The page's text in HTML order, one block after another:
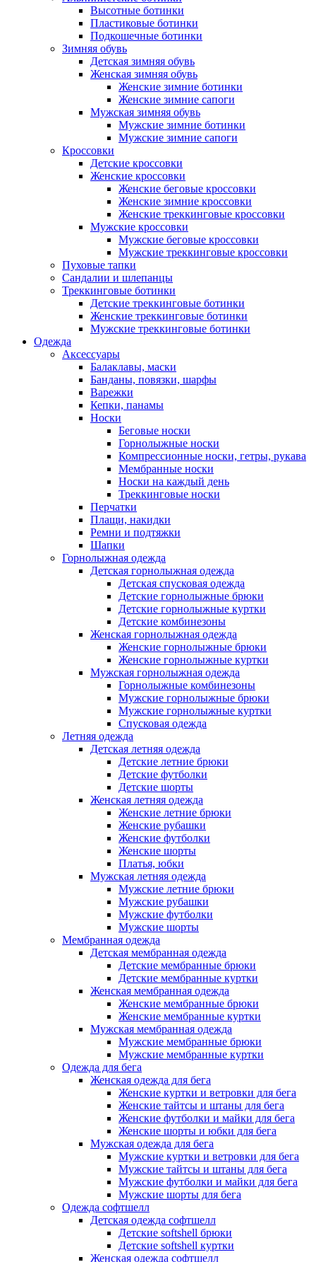
Высотные ботинки
Пластиковые ботинки
Подкошечные ботинки
Зимняя обувь
Детская зимняя обувь
Женская зимняя обувь
Женские зимние ботинки
Женские зимние сапоги
Мужская зимняя обувь
Мужские зимние ботинки
Мужские зимние сапоги
Кроссовки
Детские кроссовки
Женские кроссовки
Женские беговые кроссовки
Женские зимние кроссовки
Женские треккинговые кроссовки
Мужские кроссовки
Мужские беговые кроссовки
Мужские треккинговые кроссовки
Пуховые тапки
Сандалии и шлепанцы
Треккинговые ботинки
Детские треккинговые ботинки
Женские треккинговые ботинки
Мужские треккинговые ботинки
Одежда
Аксессуары
Балаклавы, маски
Банданы, повязки, шарфы
Варежки
Кепки, панамы
Носки
Беговые носки
Горнолыжные носки
Компрессионные носки, гетры, рукава
Мембранные носки
Носки на каждый день
Треккинговые носки
Перчатки
Плащи, накидки
Ремни и подтяжки
Шапки
Горнолыжная одежда
Детская горнолыжная одежда
Детская спусковая одежда
Детские горнолыжные брюки
Детские горнолыжные куртки
Детские комбинезоны
Женская горнолыжная одежда
Женские горнолыжные брюки
Женские горнолыжные куртки
Мужская горнолыжная одежда
Горнолыжные комбинезоны
Мужские горнолыжные брюки
Мужские горнолыжные куртки
Спусковая одежда
Летняя одежда
Детская летняя одежда
Детские летние брюки
Детские футболки
Детские шорты
Женская летняя одежда
Женские летние брюки
Женские рубашки
Женские футболки
Женские шорты
Платья, юбки
Мужская летняя одежда
Мужские летние брюки
Мужские рубашки
Мужские футболки
Мужские шорты
Мембранная одежда
Детская мембранная одежда
Детские мембранные брюки
Детские мембранные куртки
Женская мембранная одежда
Женские мембранные брюки
Женские мембранные куртки
Мужская мембранная одежда
Мужские мембранные брюки
Мужские мембранные куртки
Одежда для бега
Женская одежда для бега
Женские куртки и ветровки для бега
Женские тайтсы и штаны для бега
Женские футболки и майки для бега
Женские шорты и юбки для бега
Мужская одежда для бега
Мужские куртки и ветровки для бега
Мужские тайтсы и штаны для бега
Мужские футболки и майки для бега
Мужские шорты для бега
Одежда софтшелл
Детская одежда софтшелл
Детские softshell брюки
Детские softshell куртки
Женская одежда софтшелл